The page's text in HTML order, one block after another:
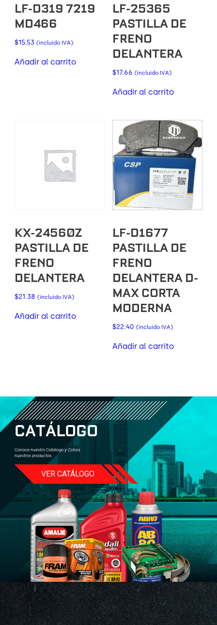
LF-D319 7219
MD466
$15.53 (incluido IVA)
Añadir al carrito
LF-25365
PASTILLA DE
FRENO
DELANTERA
$17.66 (incluido IVA)
Añadir al carrito
KX-24560Z
PASTILLA DE
FRENO
DELANTERA
$21.38 (incluido IVA)
Añadir al carrito
LF-D1677
PASTILLA DE
FRENO
DELANTERA D-
MAX CORTA
MODERNA
$22.40 (incluido IVA)
Añadir al carrito
CATÁLOGO
Conoce nuestro Catálogo y Cotiza
nuestros productos.
VER CATÁLOGO